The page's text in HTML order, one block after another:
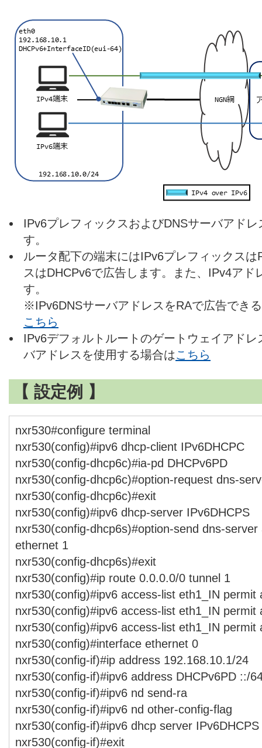
IPv6プレフィックスおよびDNSサーバアド
す。
ルータ配下の端末にはIPv6プレフィックス
スはDHCPv6で広告します。また、IPv4アド
す。
※IPv6DNSサーバアドレスをRAで広告でき
こちら
IPv6デフォルトルートのゲートウェイアド
バアドレスを使用する場合はこちら
【 設定例 】
nxr530#configure terminal
nxr530(config)#ipv6 dhcp-client IPv6DHCPC
nxr530(config-dhcp6c)#ia-pd DHCPv6PD
nxr530(config-dhcp6c)#option-request dns-
nxr530(config-dhcp6c)#exit
nxr530(config)#ipv6 dhcp-server IPv6DHCPS
nxr530(config-dhcp6s)#option-send dns-
ethernet 1
nxr530(config-dhcp6s)#exit
nxr530(config)#ip route 0.0.0.0/0 tunnel 1
nxr530(config)#ipv6 access-list eth1_IN permit
nxr530(config)#ipv6 access-list eth1_IN permit
nxr530(config)#ipv6 access-list eth1_IN permit
nxr530(config)#interface ethernet 0
nxr530(config-if)#ip address 192.168.10.1/24
nxr530(config-if)#ipv6 address DHCPv6PD ::/
nxr530(config-if)#ipv6 nd send-ra
nxr530(config-if)#ipv6 nd other-config-flag
nxr530(config-if)#ipv6 dhcp server IPv6DHCPS
nxr530(config-if)#exit